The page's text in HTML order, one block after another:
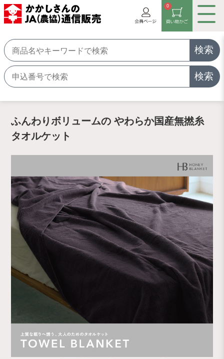
検索
検索
0
ふんわりボリュームの やわらか国産無撚糸
タオルケット